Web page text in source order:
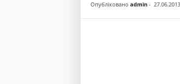
Опубліковано admin- 27.06.2013